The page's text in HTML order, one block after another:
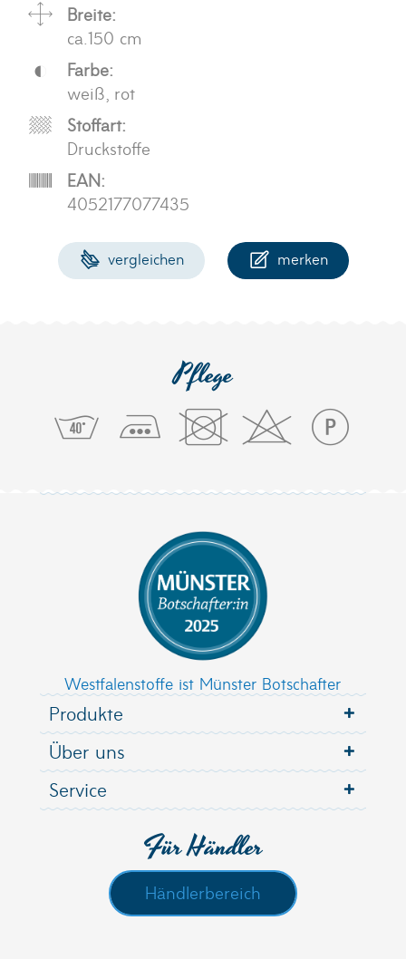
Breite:
ca.150 cm
Farbe:
weiß, rot
Stoffart:
Druckstoffe
EAN:
4052177077435
vergleichen merken
Pflege
Westfalenstoffe ist Münster Botschafter
Produkte
Über uns
Service
Für Händler
Händlerbereich